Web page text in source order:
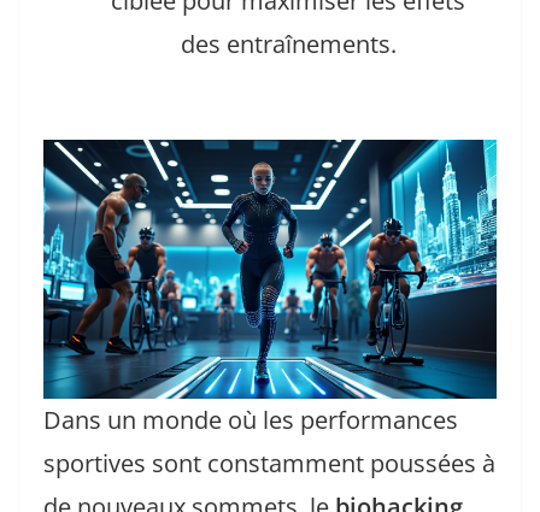
des entraînements.
Dans un monde où les performances
sportives sont constamment poussées à